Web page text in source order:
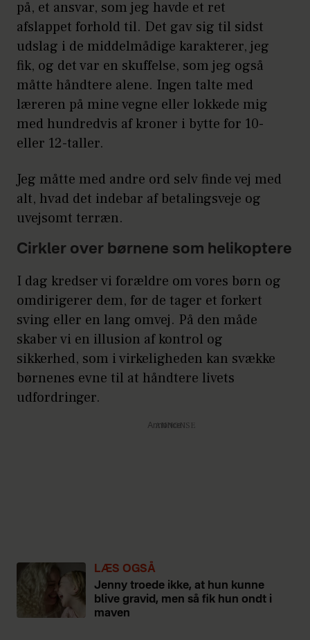
på, et ansvar, som jeg havde et ret
afslappet forhold til. Det gav sig til sidst
udslag i de middelmådige karakterer, jeg
fik, og det var en skuffelse, som jeg også
måtte håndtere alene. Ingen talte med
læreren på mine vegne eller lokkede mig
med hundredvis af kroner i bytte for 10-
eller 12-taller.
Jeg måtte med andre ord selv finde vej med
alt, hvad det indebar af betalingsveje og
uvejsomt terræn.
Cirkler over børnene som helikoptere
I dag kredser vi forældre om vores børn og
omdirigerer dem, før de tager et forkert
sving eller en lang omvej. På den måde
skaber vi en illusion af kontrol og
sikkerhed, som i virkeligheden kan svække
børnenes evne til at håndtere livets
udfordringer.
Annonce
LÆS OGSÅ
Jenny troede ikke, at hun kunne
blive gravid, men så fik hun ondt i
maven